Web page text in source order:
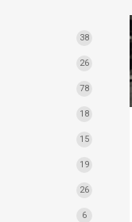
38
26
78
18
15
19
26
6